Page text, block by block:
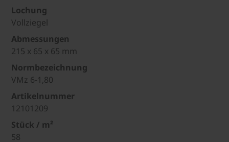
Lochung
Vollziegel
Abmessungen
215 x 65 x 65 mm
Normbezeichnung
VMz 6-1,80
Artikelnummer
12101209
Stück / m²
58